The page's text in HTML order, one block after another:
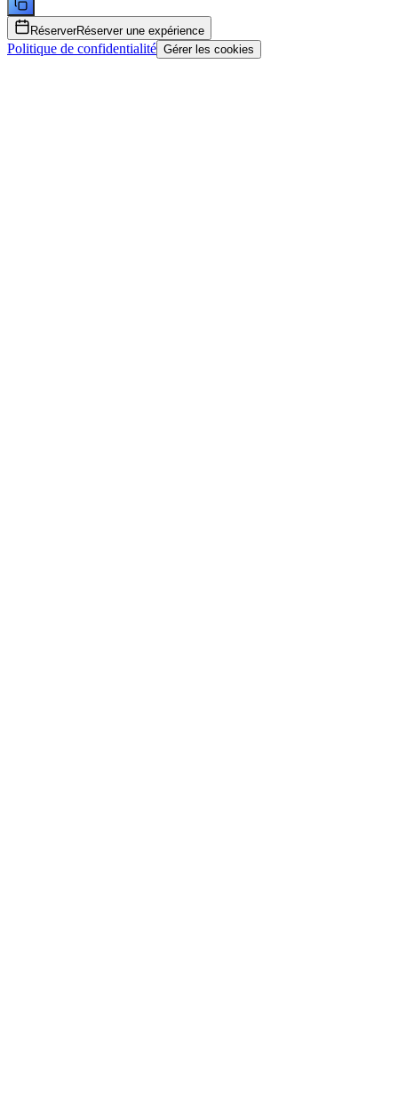
RéserverRéserver une expérience
Politique de confidentialité Gérer les cookies